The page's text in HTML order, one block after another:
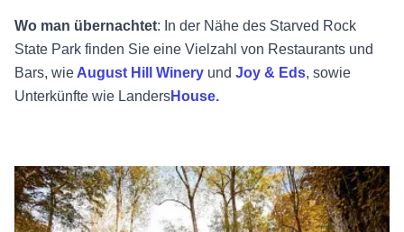
Wo man übernachtet: In der Nähe des Starved Rock
State Park finden Sie eine Vielzahl von Restaurants und
Bars, wieAugust Hill Winery und Joy & Eds, sowie
Unterkünfte wie LandersHouse.